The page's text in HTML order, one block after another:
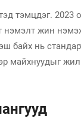
тэмцдэг. 2023
нэмэлт жин
байх нь
майхнуудыг